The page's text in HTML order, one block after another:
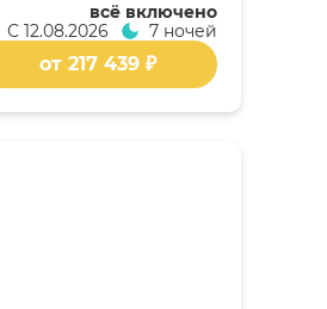
всё включено
С 12.08.2026 7 ночей
от 217 439 ₽